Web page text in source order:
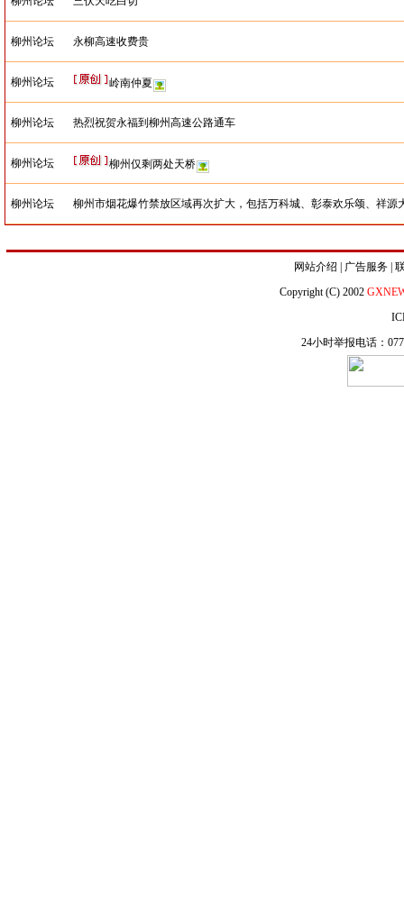
柳州论坛 永柳高速收费贵
柳州论坛 岭南仲夏
柳州论坛 热烈祝贺永福到柳州高速公路通车
柳州论坛 柳州仅剩两处天桥
柳州论坛 柳州市烟花爆竹禁放区域再次扩大，包括万科城、彰泰欢乐颂、祥源
网站介绍 广告服务
Copyright (C) 2002
24小时举报电话：